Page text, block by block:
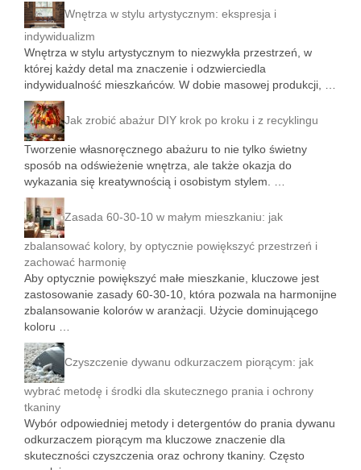
Wnętrza w stylu artystycznym: ekspresja i
indywidualizm
Wnętrza w stylu artystycznym to niezwykła przestrzeń, w
której każdy detal ma znaczenie i odzwierciedla
indywidualność mieszkańców. W dobie masowej produkcji, …
Jak zrobić abażur DIY krok po kroku i z recyklingu
Tworzenie własnoręcznego abażuru to nie tylko świetny
sposób na odświeżenie wnętrza, ale także okazja do
wykazania się kreatywnością i osobistym stylem. …
Zasada 60-30-10 w małym mieszkaniu: jak
zbalansować kolory, by optycznie powiększyć przestrzeń i
zachować harmonię
Aby optycznie powiększyć małe mieszkanie, kluczowe jest
zastosowanie zasady 60-30-10, która pozwala na harmonijne
zbalansowanie kolorów w aranżacji. Użycie dominującego
koloru …
Czyszczenie dywanu odkurzaczem piorącym: jak
wybrać metodę i środki dla skutecznego prania i ochrony
tkaniny
Wybór odpowiedniej metody i detergentów do prania dywanu
odkurzaczem piorącym ma kluczowe znaczenie dla
skuteczności czyszczenia oraz ochrony tkaniny. Często